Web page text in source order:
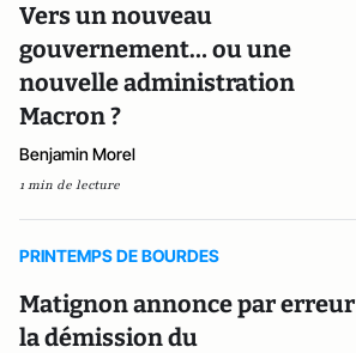
Vers un nouveau
gouvernement… ou une
nouvelle administration
Macron ?
Benjamin Morel
1 min de lecture
PRINTEMPS DE BOURDES
Matignon annonce par erreur
la démission du